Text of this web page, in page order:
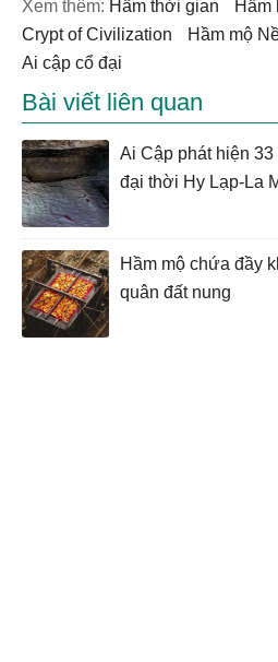
Xem thêm: hầm thời gian
Crypt of Civilization
Hầm mộ
ai cập cổ đại
Bài viết liên quan
Ai Cập phát hiện
đại thời Hy Lạp-La
Hầm mộ chứa đầy
quân đất nung